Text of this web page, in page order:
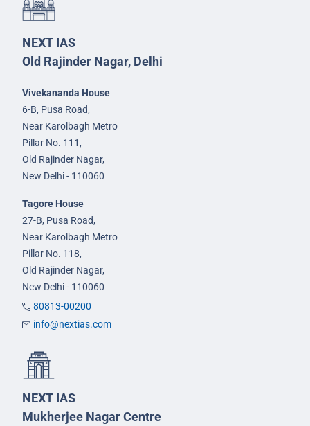
NEXT IAS
Old Rajinder Nagar, Delhi
Vivekananda House
6-B, Pusa Road,
Near Karolbagh Metro
Pillar No. 111,
Old Rajinder Nagar,
New Delhi - 110060
Tagore House
27-B, Pusa Road,
Near Karolbagh Metro
Pillar No. 118,
Old Rajinder Nagar,
New Delhi - 110060
80813-00200
info@nextias.com
NEXT IAS
Mukherjee Nagar Centre